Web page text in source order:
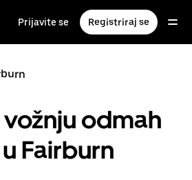
Prijavite se Registriraj se
odmah
Fairburn